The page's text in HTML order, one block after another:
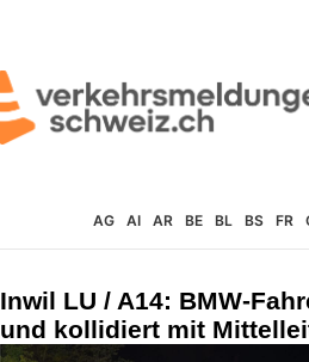
AG AI AR BE BL BS FR
Inwil LU / A14: BMW-
und kollidiert mit